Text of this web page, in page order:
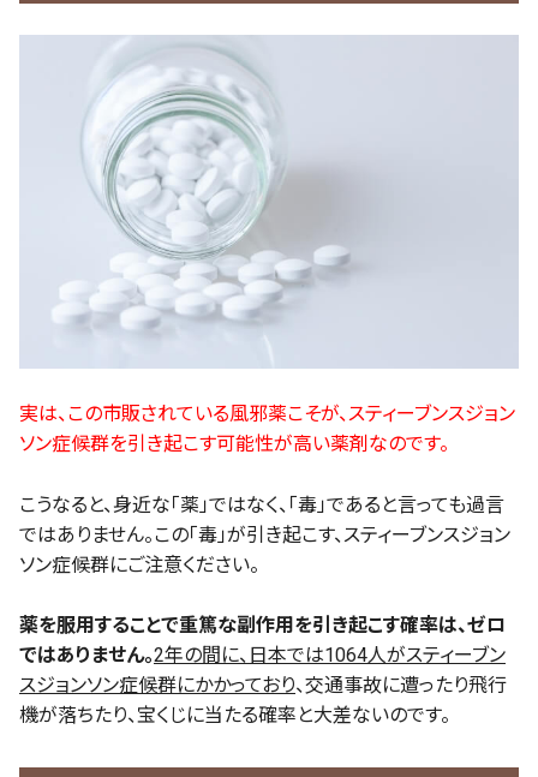
実は、この市販されている風邪薬こそが、スティーブンスジョン
ソン症候群を引き起こす可能性が高い薬剤なのです。
こうなると、身近な「薬」ではなく、「毒」であると言っても過言
ではありません。この「毒」が引き起こす、スティーブンスジョン
ソン症候群にご注意ください。
薬を服用することで重篤な副作用を引き起こす確率は、ゼロ
ではありません。2年の間に、日本では1064人がスティーブン
スジョンソン症候群にかかっており、交通事故に遭ったり飛行
機が落ちたり、宝くじに当たる確率と大差ないのです。